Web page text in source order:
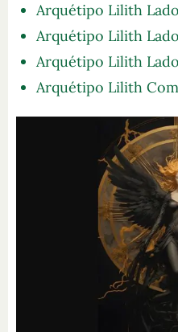
Arquétipo Lilith
Arquétipo Lilith
Arquétipo Lilith
Arquétipo Lilith